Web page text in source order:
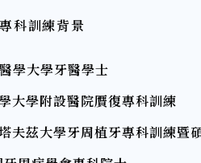
科訓練背景
學大學牙醫學士
大學附設醫院贋復專科訓練
夫茲大學牙周植牙專科訓練暨